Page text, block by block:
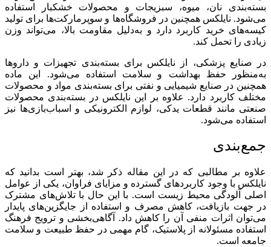
بسته‌بندی نان، میوه، سبزیجات و محصولات خشکبار استفاده
می‌شود. نایلکس همچنین در فروشگاه‌ها و سوپرمارکت‌ها برای تولید
کیسه‌های خرید کاربرد دارد و به‌دلیل مقاومت بالا، می‌تواند وزن
زیادی را تحمل کند.
در صنایع پزشکی، از نایلکس برای بسته‌بندی تجهیزات و داروها
به‌منظور حفظ بهداشت و سلامت استفاده می‌شود. این ماده
همچنین در صنایع شیمیایی و نفتی برای بسته‌بندی مواد و محصولات
مختلف کاربرد دارد. علاوه بر این نایلکس در بسته‌بندی محصولات
صنعتی مانند قطعات یدکی، لوازم الکترونیکی و اسباب‌بازی‌ها نیز
استفاده می‌شود.
جمع‌بندی
علاوه بر مطالبی که در این مقاله ذکر شد، بهتر است بدانید که
نایلکس با وجود کاربردهای گسترده و مزایای فراوان، یکی از عوامل
اصلی آلودگی محیط زیست است. با این حال با تلاش‌های مشترک
در جهت بازیافت، کاهش مصرف و استفاده از جایگزین‌های پایدار
می‌توان اثرات منفی آن را کاهش داد. آگاهی‌بخشی و ترویج فرهنگ
استفاده مسئولانه از پلاستیک، گام مهمی در حفظ طبیعت و سلامت
جامعه است.